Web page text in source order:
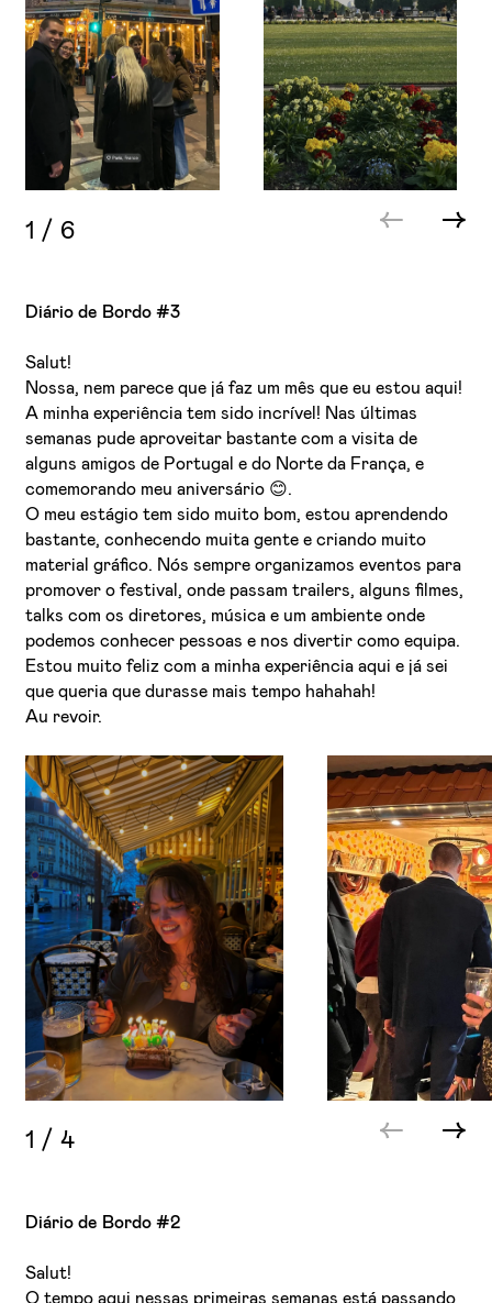
1 / 6
Diário de Bordo #3
Salut!
Nossa, nem parece que já faz um mês que eu estou aqui!
A minha experiência tem sido incrível! Nas últimas
semanas pude aproveitar bastante com a visita de
alguns amigos de Portugal e do Norte da França, e
comemorando meu aniversário 😊.
O meu estágio tem sido muito bom, estou aprendendo
bastante, conhecendo muita gente e criando muito
material gráfico. Nós sempre organizamos eventos para
promover o festival, onde passam trailers, alguns filmes,
talks com os diretores, música e um ambiente onde
podemos conhecer pessoas e nos divertir como equipa.
Estou muito feliz com a minha experiência aqui e já sei
que queria que durasse mais tempo hahahah!
Au revoir.
1 /4
Diário de Bordo #2
Salut!
O tempo aqui nessas primeiras semanas está passando